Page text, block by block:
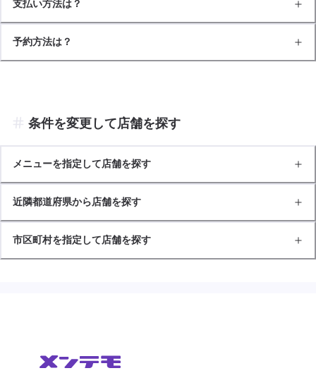
支払い方法は？
予約方法は？
条件を変更して店舗を探す
メニューを指定して店舗を探す
近隣都道府県から店舗を探す
市区町村を指定して店舗を探す